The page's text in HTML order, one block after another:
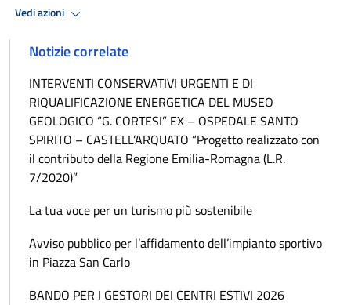
Vedi azioni
Notizie correlate
INTERVENTI CONSERVATIVI URGENTI E DI
RIQUALIFICAZIONE ENERGETICA DEL MUSEO
GEOLOGICO “G. CORTESI” EX – OSPEDALE SANTO
SPIRITO – CASTELL’ARQUATO “Progetto realizzato con
il contributo della Regione Emilia-Romagna (L.R.
7/2020)”
La tua voce per un turismo più sostenibile
Avviso pubblico per l’affidamento dell’impianto sportivo
in Piazza San Carlo
BANDO PER I GESTORI DEI CENTRI ESTIVI 2026